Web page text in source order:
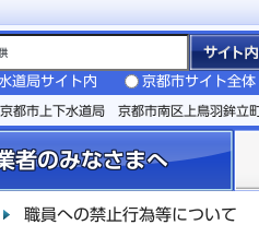
水道局サイト内 京都市サイト全体
京都市上下水道局 京都市南区上鳥羽鉾
者のみなさまへ
職員への禁止行為等について